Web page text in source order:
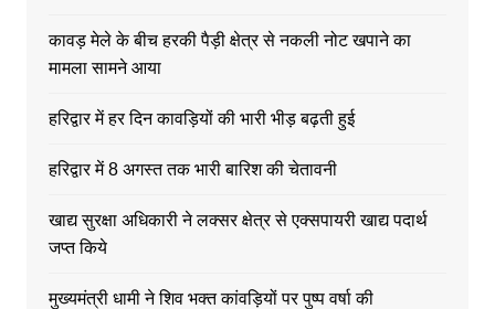
कावड़ मेले के बीच हरकी पैड़ी क्षेत्र से नकली नोट खपाने का
मामला सामने आया
हरिद्वार में हर दिन कावड़ियों की भारी भीड़ बढ़ती हुई
हरिद्वार में 8 अगस्त तक भारी बारिश की चेतावनी
खाद्य सुरक्षा अधिकारी ने लक्सर क्षेत्र से एक्सपायरी खाद्य पदार्थ
जप्त किये
मुख्यमंत्री धामी ने शिव भक्त कांवड़ियों पर पुष्प वर्षा की